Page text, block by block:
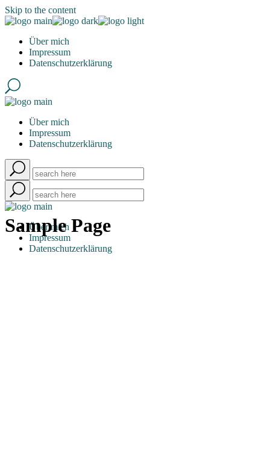
Skip to the content
Über mich
Impressum
Datenschutzerklärung
Über mich
Impressum
Datenschutzerklärung
Über mich
Impressum
Datenschutzerklärung
Sample Page